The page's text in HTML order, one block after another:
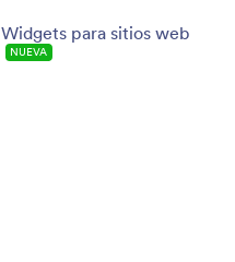
Widgets para sitios web
NUEVA